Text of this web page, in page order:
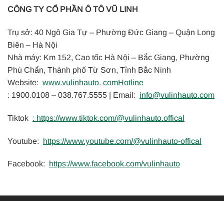
CÔNG TY CỔ PHẦN Ô TÔ VŨ LINH
Trụ sở: 40 Ngô Gia Tự – Phường Đức Giang – Quận Long
Biên – Hà Nội
Nhà máy: Km 152, Cao tốc Hà Nội – Bắc Giang, Phường
Phù Chẩn, Thành phố Từ Sơn, Tỉnh Bắc Ninh
Website: www.vulinhauto. comHotline
: 1900.0108 – 038.767.5555 | Email: info@vulinhauto.com
Tiktok : https://www.tiktok.com/@vulinhauto.offical
Youtube: https://www.youtube.com/@vulinhauto-offical
Facebook: https://www.facebook.com/vulinhauto